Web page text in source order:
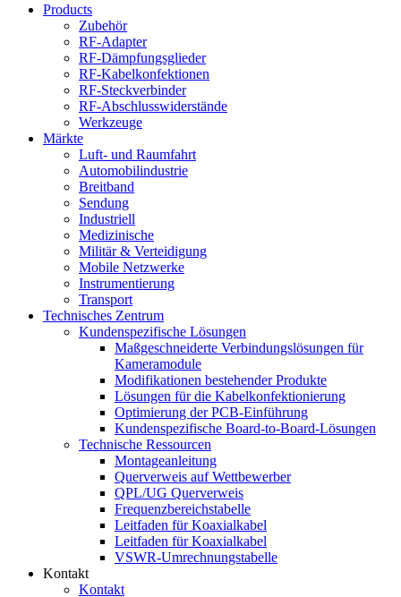
Products
Zubehör
RF-Adapter
RF-Dämpfungsglieder
RF-Kabelkonfektionen
RF-Steckverbinder
RF-Abschlusswiderstände
Werkzeuge
Märkte
Luft- und Raumfahrt
Automobilindustrie
Breitband
Sendung
Industriell
Medizinische
Militär & Verteidigung
Mobile Netzwerke
Instrumentierung
Transport
Technisches Zentrum
Kundenspezifische Lösungen
Maßgeschneiderte Verbindungslösungen für
Kameramodule
Modifikationen bestehender Produkte
Lösungen für die Kabelkonfektionierung
Optimierung der PCB-Einführung
Kundenspezifische Board-to-Board-Lösungen
Technische Ressourcen
Montageanleitung
Querverweis auf Wettbewerber
QPL/UG Querverweis
Frequenzbereichstabelle
Leitfaden für Koaxialkabel
Leitfaden für Koaxialkabel
VSWR-Umrechnungstabelle
Kontakt
Kontakt